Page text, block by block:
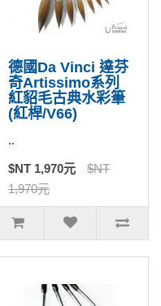
德國Da Vinci 達芬
奇Artissimo系列
紅貂毛古典水彩筆
(紅桿/V66)
..
$NT 1,970元
$NT
1,970元